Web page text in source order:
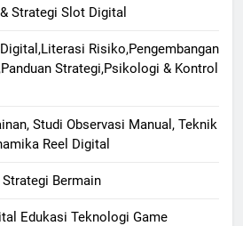
Strategi Slot Digital
Risiko,Pengembangan
Strategi,Psikologi & Kontrol
Studi Observasi Manual, Teknik
Reel Digital
Bermain
Edukasi Teknologi Game